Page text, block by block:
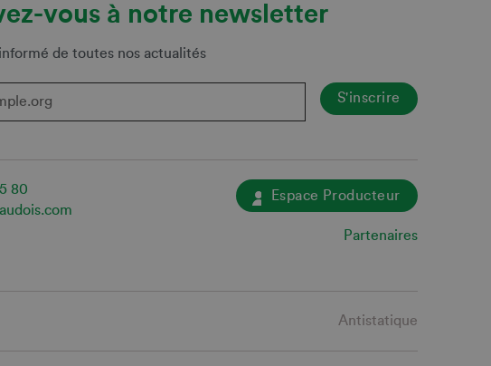
vous à notre newsletter
de toutes nos actualités
80
Espace Producteur
Partenaires
Antistatique